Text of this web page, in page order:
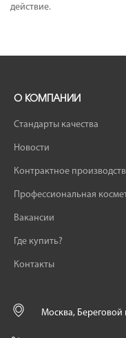
действие.
О КОМПАНИИ
Стандарты качества
Новости
Контрактное
Профессиональная
Вакансии
Где купить?
Контакты
Москва, Береговой